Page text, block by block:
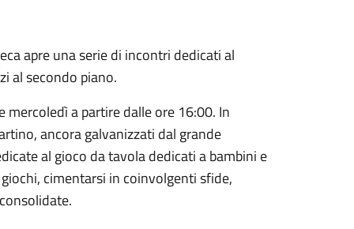
apre una serie di incontri dedicati al
al secondo piano.
mercoledì a partire dalle ore 16:00. In
ancora galvanizzati dal grande
al gioco da tavola dedicati a bambini e
cimentarsi in coinvolgenti sfide,